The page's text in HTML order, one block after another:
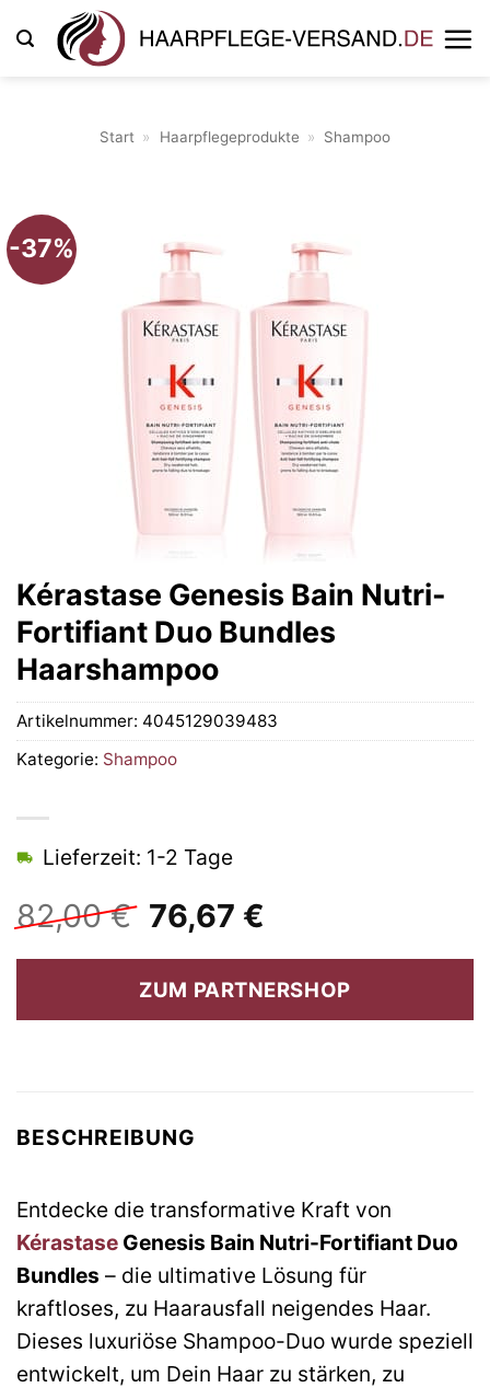
Inhalt
Start » Haarpflegeprodukte » Shampoo
-37%
Kérastase Genesis Bain Nutri-
Fortifiant Duo Bundles
Haarshampoo
82,00€ Ursprünglicher
Preis
war:
82,00 €
76,67 €
ist:
76,67 €.
Lieferzeit: 1-2 Tage
ZUM PARTNERSHOP
Artikelnummer: 4045129039483
Kategorie: Shampoo
BESCHREIBUNG
Entdecke die transformative Kraft von
Kérastase Genesis Bain Nutri-Fortifiant Duo
Bundles – die ultimative Lösung für
kraftloses, zu Haarausfall neigendes Haar.
Dieses luxuriöse Shampoo-Duo wurde speziell
entwickelt, um Dein Haar zu stärken, zu